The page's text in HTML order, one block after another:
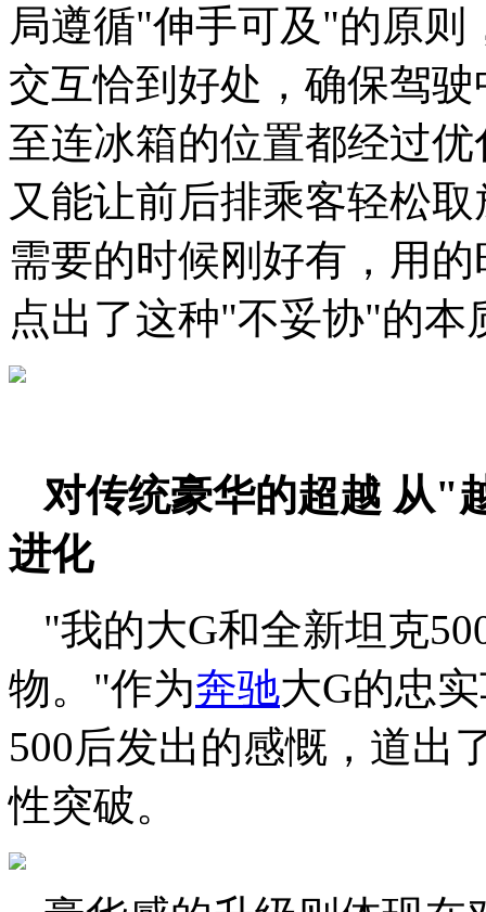
局遵循"伸手可及"的原
交互恰到好处，确保驾
至连冰箱的位置都经过
又能让前后排乘客轻松
需要的时候刚好有，用
点出了这种"不妥协"的本
对传统豪华的超越 从"
进化
"我的大G和全新坦克
物。"作为奔驰大G的忠
500后发出的感慨，道出
性突破。